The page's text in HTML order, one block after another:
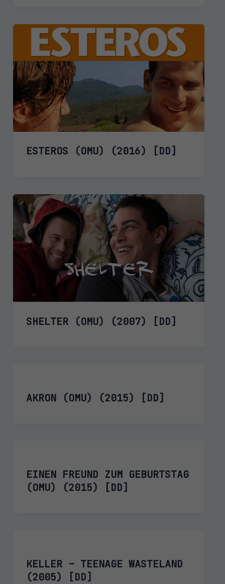
ESTEROS (OMU) (2016) [DD]
SHELTER (OMU) (2007) [DD]
AKRON (OMU) (2015) [DD]
EINEN FREUND ZUM GEBURTSTAG
(OMU) (2015) [DD]
KELLER – TEENAGE WASTELAND
(2005) [DD]